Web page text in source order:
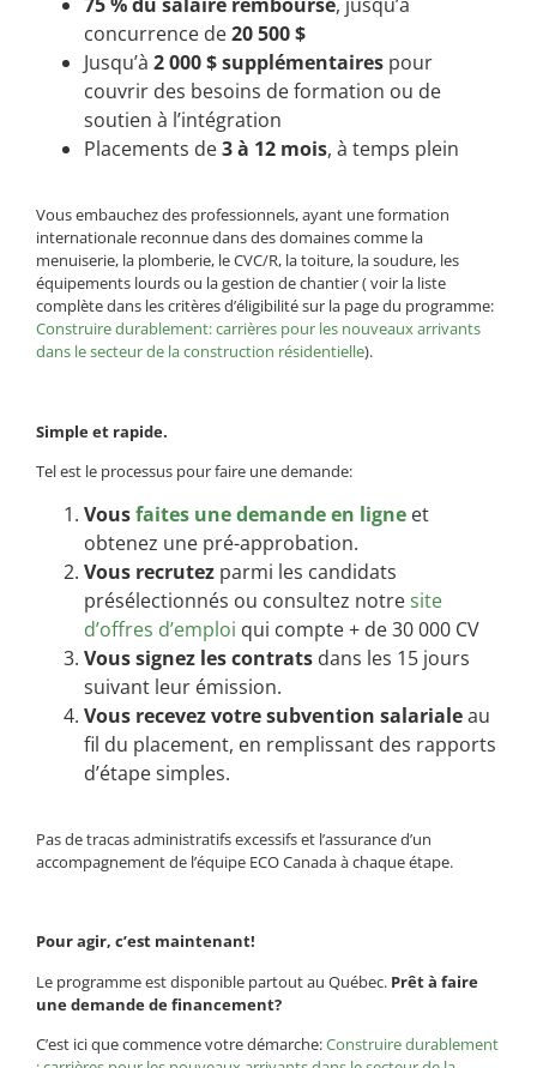
concurrence de20 500 $
Jusqu’à 2 000 $ supplémentaires pour
couvrir des besoins de formation ou de
soutien à l’intégration
Placements de3 à 12 mois, à temps plein
Vous embauchez des professionnels, ayant une formation
internationale reconnue dans des domaines comme la
menuiserie, la plomberie, le CVC/R, la toiture, la soudure, les
équipements lourds ou la gestion de chantier ( voir la liste
complète dans les critères d’éligibilité sur la page du programme:
Construire durablement: carrières pour les nouveaux arrivants
dans le secteur de la construction résidentielle).
Simple et rapide.
Tel est le processus pour faire une demande:
Vousfaites une demande en ligne et
obtenez une pré-approbation.
Vous recrutez parmi les candidats
présélectionnés ou consultez notresite
d’offres d’emploi qui compte + de 30 000 CV
Vous signez les contrats dans les 15 jours
suivant leur émission.
Vous recevez votre subvention salarialeau
fil du placement, en remplissant des rapports
d’étape simples.
Pas de tracas administratifs excessifs et l’assurance d’un
accompagnement de l’équipe ECO Canada à chaque étape.
Pour agir, c’est maintenant!
Le programme est disponible partout au Québec. Prêt à faire
une demande de financement?
C’est ici que commence votre démarche:Construire durablement